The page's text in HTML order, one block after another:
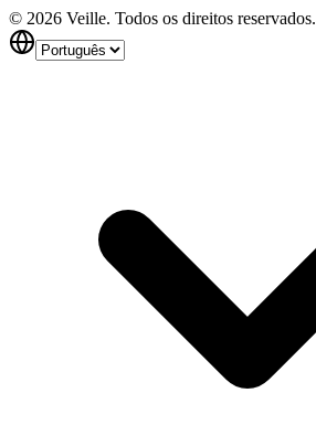
© 2026 Veille. Todos os direitos reservados.